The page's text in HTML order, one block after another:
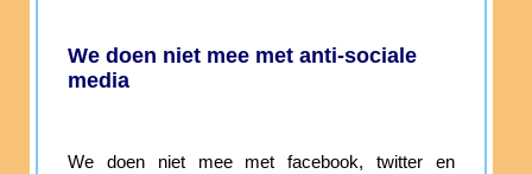
We doen niet mee met anti-sociale
media
We doen niet mee met facebook, twitter en